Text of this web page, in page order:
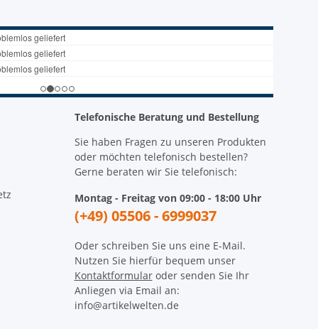
Telefonische Beratung und Bestellung
Sie haben Fragen zu unseren Produkten
oder möchten telefonisch bestellen?
Gerne beraten wir Sie telefonisch:
Montag - Freitag von 09:00 - 18:00 Uhr
(+49) 05506 - 6999037
Oder schreiben Sie uns eine E-Mail.
Nutzen Sie hierfür bequem unser
Kontaktformularoder senden Sie Ihr
Anliegen via Email an:
info@artikelwelten.de